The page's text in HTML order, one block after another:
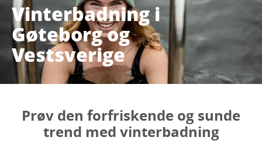
Vinterbadning i
Gøteborg og
Vestsverige
Prøv den forfriskende og sunde
trend med vinterbadning